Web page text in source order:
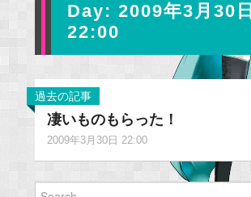
Day: 2009年3月30日
22:00
過去の記事
凄いものもらった！
2009年3月30日 22:00
Search